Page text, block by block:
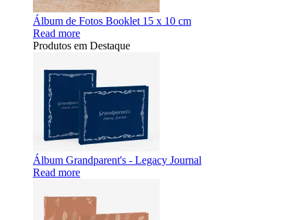
Álbum de Fotos Booklet 15 x 10 cm
Read more
Produtos em Destaque
Álbum Grandparent's - Legacy Journal
Read more